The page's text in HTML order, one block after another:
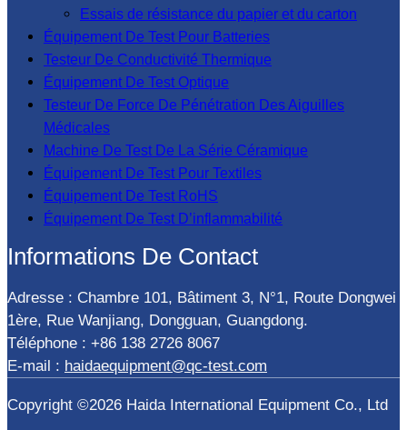
Essais de résistance du papier et du carton
Équipement De Test Pour Batteries
Testeur De Conductivité Thermique
Équipement De Test Optique
Testeur De Force De Pénétration Des Aiguilles
Médicales
Machine De Test De La Série Céramique
Équipement De Test Pour Textiles
Équipement De Test RoHS
Équipement De Test D’inflammabilité
Informations De Contact
Adresse : Chambre 101, Bâtiment 3, N°1, Route Dongwei
1ère, Rue Wanjiang, Dongguan, Guangdong.
Téléphone : +86 138 2726 8067
E-mail : haidaequipment@qc-test.com
Copyright ©2026 Haida International Equipment Co., Ltd